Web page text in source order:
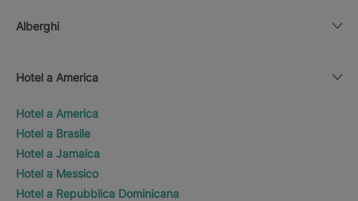
Alberghi
Hotel a America
Hotel a America
Hotel a Brasile
Hotel a Jamaica
Hotel a Messico
Hotel a Repubblica Dominicana